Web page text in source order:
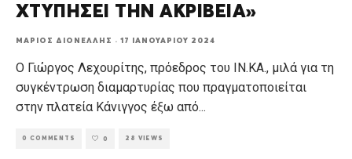
ΧΤΥΠΗΣΕΙ ΤΗΝ ΑΚΡΙΒΕΙΑ»
ΜΆΡΙΟΣ ΔΙΟΝΈΛΛΗΣ · 17 ΙΑΝΟΥΑΡΊΟΥ 2024
Ο Γιώργος Λεχουρίτης, πρόεδρος του ΙΝ.ΚΑ., μιλά για τη
συγκέντρωση διαμαρτυρίας που πραγματοποιείται
στην πλατεία Κάνιγγος έξω από...
0 COMMENTS 0 28 VIEWS